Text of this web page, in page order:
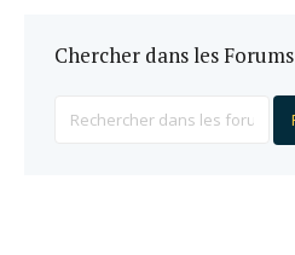
Chercher dans les Forums